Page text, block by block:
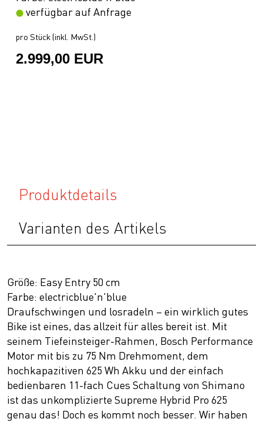
verfügbar auf Anfrage
pro Stück (inkl. MwSt.)
2.999,00 EUR
Produktdetails
Varianten des Artikels
Größe: Easy Entry 50 cm
Farbe: electricblue'n'blue
Draufschwingen und losradeln – ein wirklich gutes
Bike ist eines, das allzeit für alles bereit ist. Mit
seinem Tiefeinsteiger-Rahmen, Bosch Performance
Motor mit bis zu 75 Nm Drehmoment, dem
hochkapazitiven 625 Wh Akku und der einfach
bedienbaren 11-fach Cues Schaltung von Shimano
ist das unkomplizierte Supreme Hybrid Pro 625
genau das! Doch es kommt noch besser. Wir haben